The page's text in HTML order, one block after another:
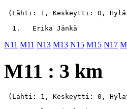
(Lähti: 1, Keskeytti: 0,
N11 M11 N13 M13 N15 M15 N17
M11 : 3 km
(Lähti: 1, Keskeytti: 0,